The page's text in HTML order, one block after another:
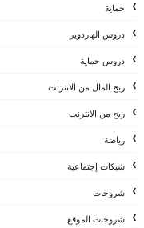
حماية
دروس الهاردوير
دروس حماية
ربح المال من الانترنت
ربح من الانترنت
رياضة
شبكات إجتماعية
شروحات
شروحات الموقع